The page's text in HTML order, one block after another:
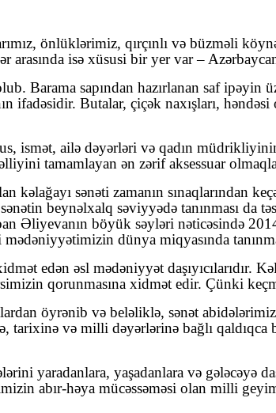
önlüklərimiz, qırçınlı və büzməli
isə xüsusi bir yer var –
Barama sapından hazırlanan saf
ifadəsidir. Butalar, çiçək naxışları,
ismət, ailə dəyərləri və qadın
tamamlayan ən zərif aksessuar
sənəti zamanın sınaqlarından
beynəlxalq səviyyədə tanınması da
Əliyevanın böyük səyləri nəticəsində
dünya miqyasında
edən əsl mədəniyyət
qorunmasına xidmət edir. Çünki
öyrənib və beləliklə, sənət
və milli dəyərlərinə bağlı
yaradanlara, yaşadanlara və
abır-həya mücəssəməsi olan milli